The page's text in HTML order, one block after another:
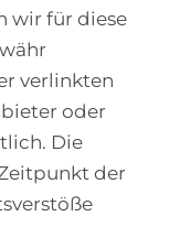
wir für diese
verlinkten
oder
Die
der